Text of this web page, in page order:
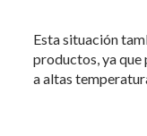
Esta situación
productos, ya que
a altas